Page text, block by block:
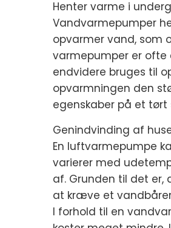
Henter varme i
Vandvarmepumper
opvarmer vand, som
varmepumper er ofte
endvidere bruges til
opvarmningen den
egenskaber på et tørt
Genindvinding af
En luftvarmepumpe
varierer med
af. Grunden til det er,
at kræve et
I forhold til en